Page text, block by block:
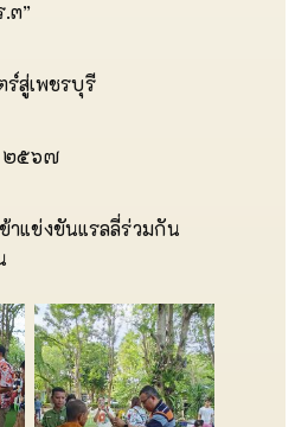
๓”
ร์สู่เพชรบุรี
๒๕๖๗
าแข่งขันแรลลี่ร่วมกัน